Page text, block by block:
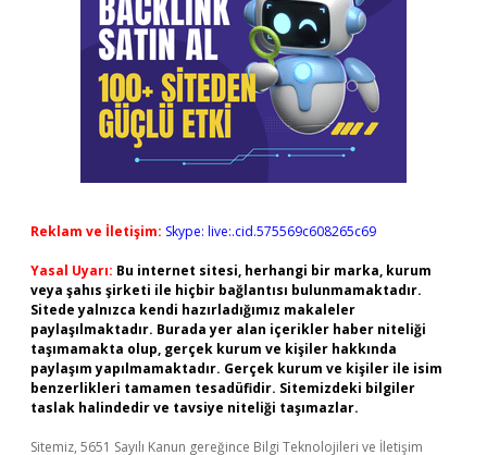
Reklam ve İletişim: Skype: live:.cid.575569c608265c69
Yasal Uyarı: Bu internet sitesi, herhangi bir marka, kurum
veya şahıs şirketi ile hiçbir bağlantısı bulunmamaktadır.
Sitede yalnızca kendi hazırladığımız makaleler
paylaşılmaktadır. Burada yer alan içerikler haber niteliği
taşımamakta olup, gerçek kurum ve kişiler hakkında
paylaşım yapılmamaktadır. Gerçek kurum ve kişiler ile isim
benzerlikleri tamamen tesadüfidir. Sitemizdeki bilgiler
taslak halindedir ve tavsiye niteliği taşımazlar.
Sitemiz, 5651 Sayılı Kanun gereğince Bilgi Teknolojileri ve İletişim